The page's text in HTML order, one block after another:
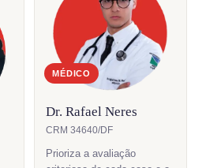
MÉDICO
Dr. Rafael Neres
CRM 34640/DF
Prioriza a avaliação